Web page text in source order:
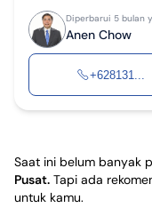
Diperbarui 5 bulan
Anen Chow
+628131...
Saat ini belum banyak
Pusat. Tapi ada
untuk kamu.